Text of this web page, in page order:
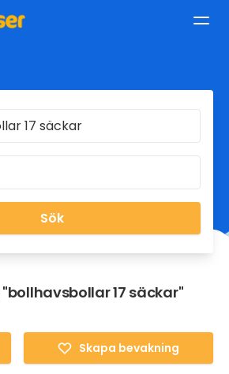
Sök
"bollhavsbollar 17 säckar"
Skapa bevakning